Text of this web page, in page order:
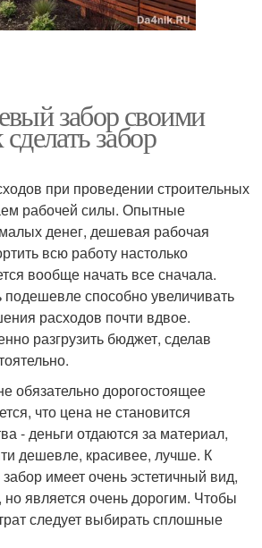
забор своими
забор
при проведении строительных
рабочей силы. Опытные
денег, дешевая рабочая
всю работу настолько
вообще начать все сначала.
способно увеличивать
расходов почти вдвое.
разгрузить бюджет, сделав
обязательно дорогостоящее
что цена не становится
- деньги отдаются за материал,
дешевле, красивее, лучше. К
имеет очень эстетичный вид,
является очень дорогим. Чтобы
следует выбирать сплошные